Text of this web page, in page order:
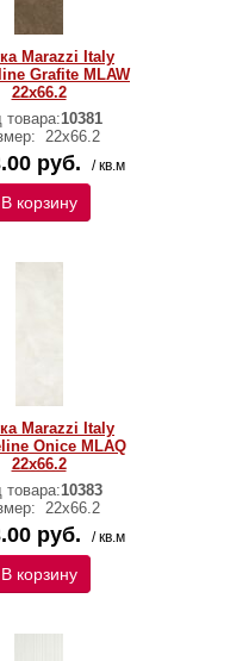
Marazzi Italy
Grafite MLAW
22х66.2
товара:10381
22х66.2
руб. / кв.м
В корзину
Marazzi Italy
Onice MLAQ
22х66.2
товара:10383
22х66.2
руб. / кв.м
В корзину